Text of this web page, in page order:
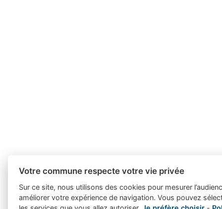
Votre commune respecte votre vie privée
Sur ce site, nous utilisons des cookies pour mesurer
améliorer votre expérience de navigation. Vous pouvez